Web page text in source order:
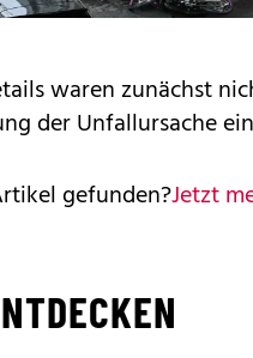
waren zunächst
der Unfallursache
gefunden?Jetzt